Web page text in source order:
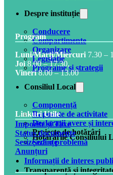
Despre instituție
Conducere
Compartimente
Organizare
Legislație
Programe și strategii
Consiliul Local
Componență
Rapoarte de activitate
Declarații avere și
Proiecte de hotărâri
Hotărârile Consiliului
Ședințe
Informații de interes
Transparență și
Program
Luni/Marți/Miercuri7.30 –
Joi8.00 – 17.30,
Vineri8.00 – 13.00
Linkuri Utile
Impozite și Taxe
Status documente
Sesizează o problemă
Anunțuri